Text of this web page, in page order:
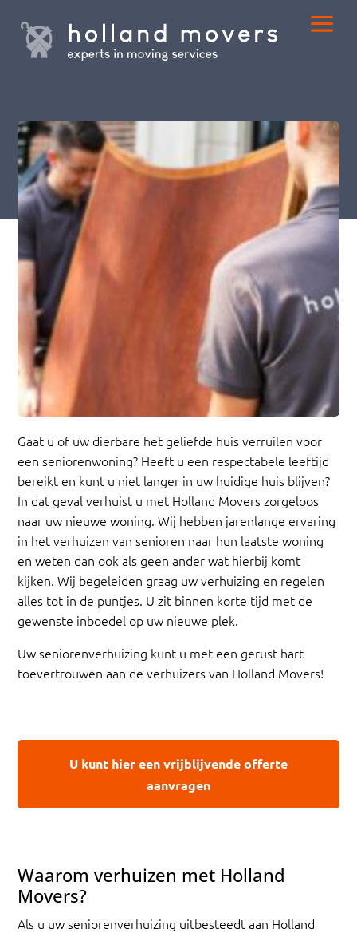
Gaat u of uw dierbare het geliefde huis verruilen voor
een seniorenwoning? Heeft u een respectabele leeftijd
bereikt en kunt u niet langer in uw huidige huis blijven?
In dat geval verhuist u met Holland Movers zorgeloos
naar uw nieuwe woning. Wij hebben jarenlange ervaring
in het verhuizen van senioren naar hun laatste woning
en weten dan ook als geen ander wat hierbij komt
kijken. Wij begeleiden graag uw verhuizing en regelen
alles tot in de puntjes. U zit binnen korte tijd met de
gewenste inboedel op uw nieuwe plek.
Uw seniorenverhuizing kunt u met een gerust hart
toevertrouwen aan de verhuizers van Holland Movers!
U kunt hier een vrijblijvende offerte
aanvragen
Waarom verhuizen met Holland
Movers?
Als u uw seniorenverhuizing uitbesteedt aan Holland